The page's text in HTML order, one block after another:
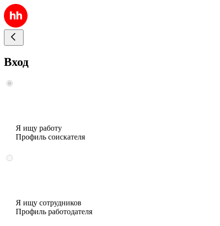
Вход
Я ищу работу
Профиль соискателя
Я ищу сотрудников
Профиль работодателя